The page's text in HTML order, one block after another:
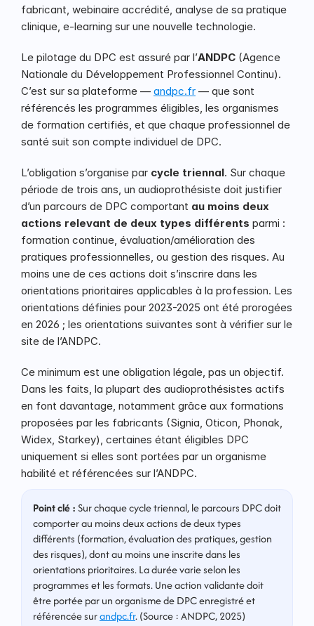
fabricant, webinaire accrédité, analyse de sa pratique
clinique, e-learning sur une nouvelle technologie.
Le pilotage du DPC est assuré par l’ANDPC (Agence
Nationale du Développement Professionnel Continu).
C’est sur sa plateforme — andpc.fr — que sont
référencés les programmes éligibles, les organismes
de formation certifiés, et que chaque professionnel de
santé suit son compte individuel de DPC.
L’obligation s’organise par cycle triennal. Sur chaque
période de trois ans, un audioprothésiste doit justifier
d’un parcours de DPC comportant au moins deux
actions relevant de deux types différents parmi :
formation continue, évaluation/amélioration des
pratiques professionnelles, ou gestion des risques. Au
moins une de ces actions doit s’inscrire dans les
orientations prioritaires applicables à la profession. Les
orientations définies pour 2023-2025 ont été prorogées
en 2026 ; les orientations suivantes sont à vérifier sur le
site de l’ANDPC.
Ce minimum est une obligation légale, pas un objectif.
Dans les faits, la plupart des audioprothésistes actifs
en font davantage, notamment grâce aux formations
proposées par les fabricants (Signia, Oticon, Phonak,
Widex, Starkey), certaines étant éligibles DPC
uniquement si elles sont portées par un organisme
habilité et référencées sur l’ANDPC.
Point clé : Sur chaque cycle triennal, le parcours DPC doit
comporter au moins deux actions de deux types
différents (formation, évaluation des pratiques, gestion
des risques), dont au moins une inscrite dans les
orientations prioritaires. La durée varie selon les
programmes et les formats. Une action validante doit
être portée par un organisme de DPC enregistré et
référencée sur andpc.fr. (Source : ANDPC, 2025)